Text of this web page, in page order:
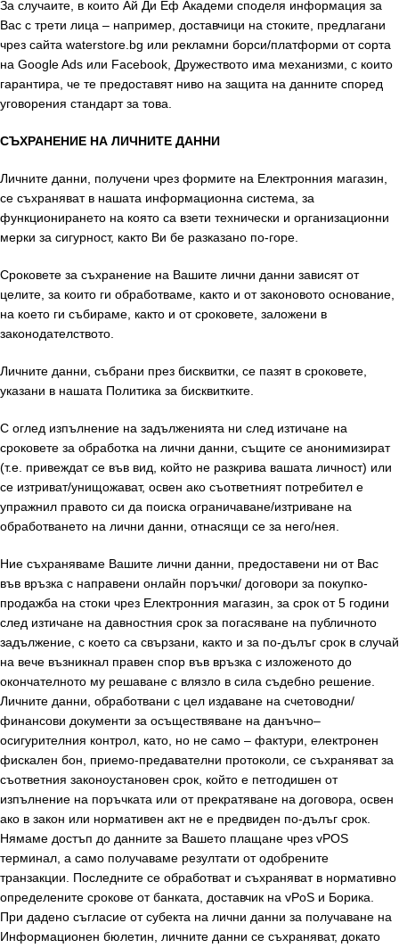
За случаите, в които Ай Ди Еф Академи споделя информация за
Вас с трети лица – например, доставчици на стоките, предлагани
чрез сайта waterstore.bg или рекламни борси/платформи от сорта
на Google Ads или Facebook, Дружеството има механизми, с които
гарантира, че те предоставят ниво на защита на данните според
уговорения стандарт за това.
СЪХРАНЕНИЕ НА ЛИЧНИТЕ ДАННИ
Личните данни, получени чрез формите на Електронния магазин,
се съхраняват в нашата информационна система, за
функционирането на която са взети технически и организационни
мерки за сигурност, както Ви бе разказано по-горе.
Сроковете за съхранение на Вашите лични данни зависят от
целите, за които ги обработваме, както и от законовото основание,
на което ги събираме, както и от сроковете, заложени в
законодателството.
Личните данни, събрани през бисквитки, се пазят в сроковете,
указани в нашата Политика за бисквитките.
С оглед изпълнение на задълженията ни след изтичане на
сроковете за обработка на лични данни, същите се анонимизират
(т.е. привеждат се във вид, който не разкрива вашата личност) или
се изтриват/унищожават, освен ако съответният потребител е
упражнил правото си да поиска ограничаване/изтриване на
обработването на лични данни, отнасящи се за него/нея.
Ние съхраняваме Вашите лични данни, предоставени ни от Вас
във връзка с направени онлайн поръчки/ договори за покупко-
продажба на стоки чрез Електронния магазин, за срок от 5 години
след изтичане на давностния срок за погасяване на публичното
задължение, с което са свързани, както и за по-дълъг срок в случай
на вече възникнал правен спор във връзка с изложеното до
окончателното му решаване с влязло в сила съдебно решение.
Личните данни, обработвани с цел издаване на счетоводни/
финансови документи за осъществяване на данъчно–
осигурителния контрол, като, но не само – фактури, електронен
фискален бон, приемо-предавателни протоколи, се съхраняват за
съответния законоустановен срок, който е петгодишен от
изпълнение на поръчката или от прекратяване на договора, освен
ако в закон или нормативен акт не е предвиден по-дълъг срок.
Нямаме достъп до данните за Вашето плащане чрез vPOS
терминал, а само получаваме резултати от одобрените
транзакции. Последните се обработват и съхраняват в нормативно
определените срокове от банката, доставчик на vPoS и Борика.
При дадено съгласие от субекта на лични данни за получаване на
Информационен бюлетин, личните данни се съхраняват, докато